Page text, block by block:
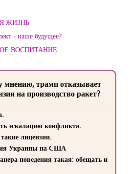
ЖИЗНЬ
- наше будущее?
ВОСПИТАНИЕ
мнению, трамп отказывает
на производство ракет?
эскалацию конфликта.
лицензии.
Украины на США
поведения такая: обещать и